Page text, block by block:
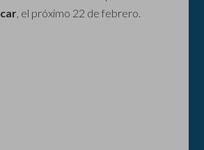
, el próximo 22 de febrero.